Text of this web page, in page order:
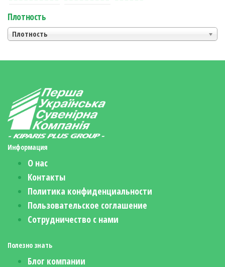
Плотность
Плотность
Информация
О нас
Контакты
Политика конфиденциальности
Пользовательское соглашение
Сотрудничество с нами
Полезно знать
Блог компании